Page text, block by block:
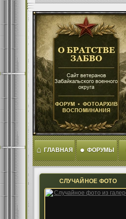
⌂ ГЛАВНАЯ ● ФОРУМЫ
СЛУЧАЙНОЕ ФОТО